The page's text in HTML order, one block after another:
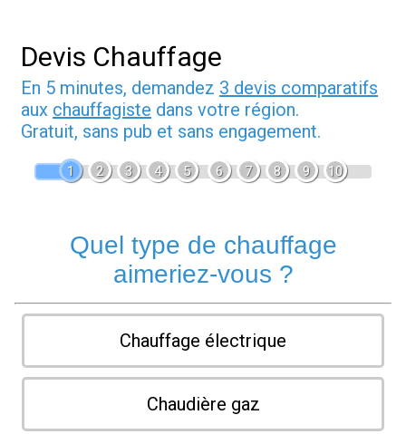
Devis Chauffage
En 5 minutes, demandez 3 devis comparatifs
aux chauffagiste dans votre région.
Gratuit, sans pub et sans engagement.
1 2 3 4 5 6 7 8 9 10
Quel type de chauffage
aimeriez-vous ?
Chauffage électrique
Chaudière gaz